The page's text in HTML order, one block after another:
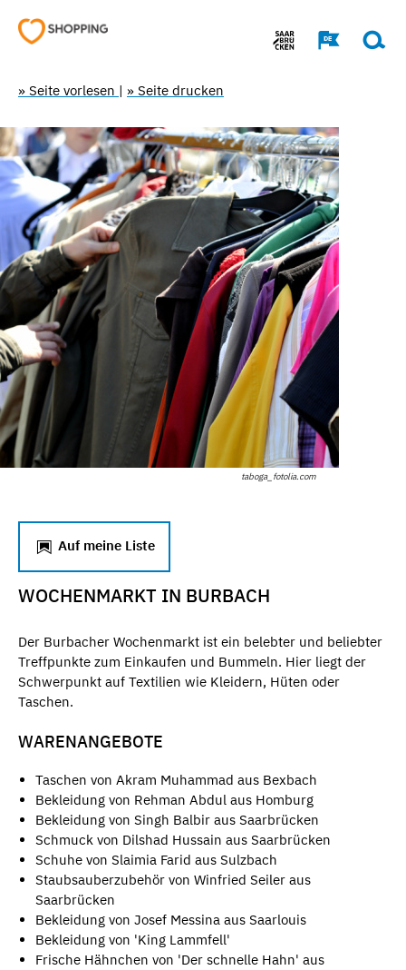
» Seite vorlesen | » Seite drucken
taboga_fotolia.com
Auf meine Liste
WOCHENMARKT IN BURBACH
Der Burbacher Wochenmarkt ist ein belebter und beliebter
Treffpunkte zum Einkaufen und Bummeln. Hier liegt der
Schwerpunkt auf Textilien wie Kleidern, Hüten oder
Taschen.
WARENANGEBOTE
Taschen von Akram Muhammad aus Bexbach
Bekleidung von Rehman Abdul aus Homburg
Bekleidung von Singh Balbir aus Saarbrücken
Schmuck von Dilshad Hussain aus Saarbrücken
Schuhe von Slaimia Farid aus Sulzbach
Staubsauberzubehör von Winfried Seiler aus
Saarbrücken
Bekleidung von Josef Messina aus Saarlouis
Bekleidung von 'King Lammfell'
Frische Hähnchen von 'Der schnelle Hahn' aus